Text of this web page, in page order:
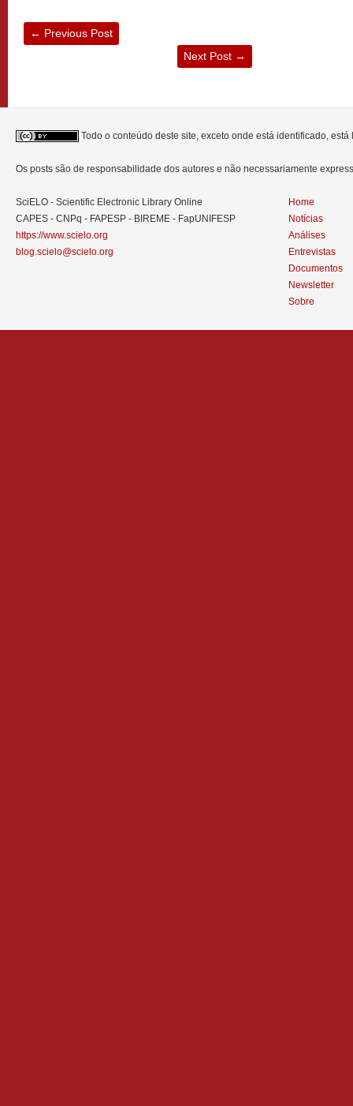
← Previous Post
Next Post →
Todo o conteúdo deste site, exceto onde está identificado,
Os posts são de responsabilidade dos autores e não necessariamente
SciELO - Scientific Electronic Library Online
CAPES - CNPq - FAPESP - BIREME - FapUNIFESP
https://www.scielo.org
blog.scielo@scielo.org
Home
Notícias
Análises
Entrevistas
Documentos
Newsletter
Sobre